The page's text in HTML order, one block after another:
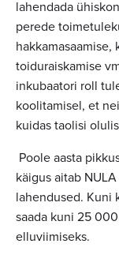
lahendada
perede
toiduraiskamise
inkubaatori roll
koolitamisel, et
kuidas taolisi
Poole aasta
käigus aitab
lahendused. Kuni
saada kuni 25
elluviimiseks.